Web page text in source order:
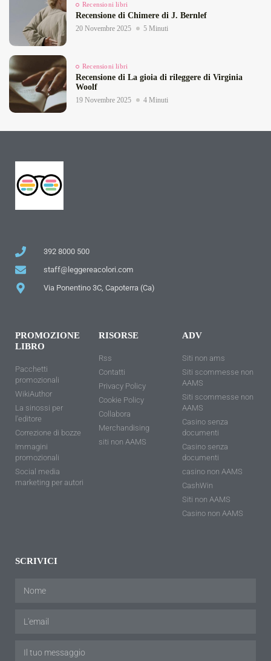
Recensioni libri
Recensione di Chimere di J. Bernlef
20 Novembre 2025 5 Minuti
Recensioni libri
Recensione di La gioia di rileggere di Virginia
Woolf
19 Novembre 2025 4 Minuti
392 8000 500
staff@leggereacolori.com
Via Ponentino 3C, Capoterra (Ca)
PROMOZIONE
LIBRO
Pacchetti
promozionali
WikiAuthor
La sinossi per
l'editore
Correzione di bozze
Immagini
promozionali
Social media
marketing per autori
RISORSE
Rss
Contatti
Privacy Policy
Cookie Policy
Collabora
Merchandising
siti non AAMS
ADV
Siti non ams
Siti scommesse non
AAMS
Siti scommesse non
AAMS
Casino senza
documenti
Casino senza
documenti
casino non AAMS
CashWin
Siti non AAMS
Casino non AAMS
SCRIVICI